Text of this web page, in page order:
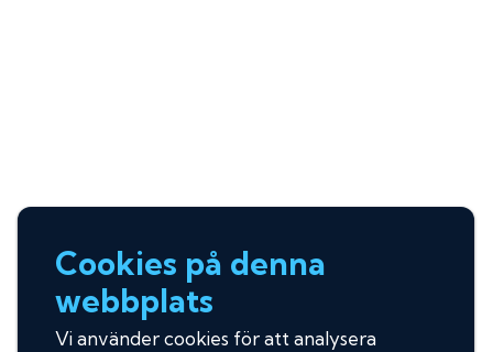
Cookies på denna
webbplats
Vi använder cookies för att analysera